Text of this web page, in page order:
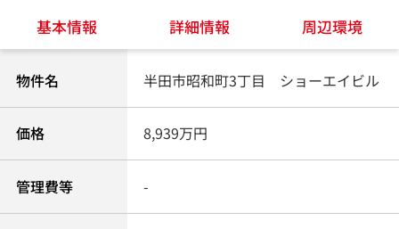
基本情報 詳細情報 周辺環境
物件名 半田市昭和町3丁目 ショーエイビル
価格 8,939万円
管理費等 -